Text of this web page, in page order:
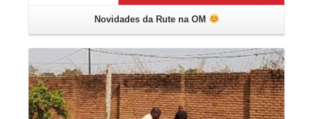
Novidades da Rute na OM